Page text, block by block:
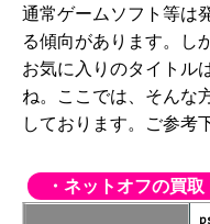
通常ゲームソフト等は
る傾向があります。し
お気に入りのタイトル
ね。ここでは、そんな
しております。ご参考
・ネットオフの買取